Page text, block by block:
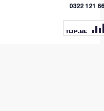
0322 121